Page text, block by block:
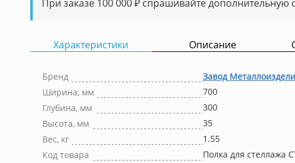
При заказе 100 000 ₽ спрашивайте дополнительную
Характеристики Описание
Бренд
Завод
Ширина, мм
700
Глубина, мм
300
Высота, мм
35
Вес, кг
1.55
Код товара
Полка для стеллажа